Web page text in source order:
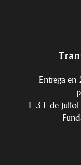
Entrega
1-31 de juliol